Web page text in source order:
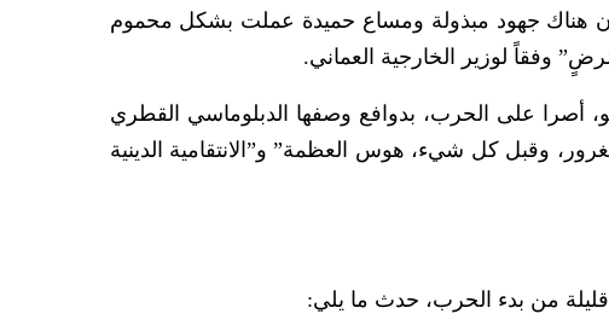
كان هناك جهود مبذولة ومساع حميدة عملت بشكل محموم
وفقاً لوزير الخارجية العماني.
أصرا على الحرب، بدوافع وصفها الدبلوماسي القطري
وقبل كل شيء، هوس العظمة” و”الانتقامية الدينية
من بدء الحرب، حدث ما يلي: